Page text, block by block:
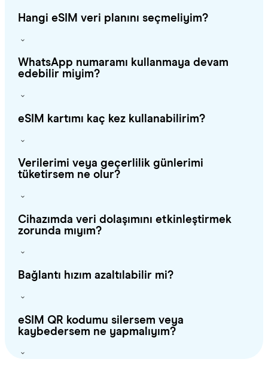
Hangi eSIM veri planını seçmeliyim?
WhatsApp numaramı kullanmaya devam
edebilir miyim?
eSIM kartımı kaç kez kullanabilirim?
Verilerimi veya geçerlilik günlerimi
tüketirsem ne olur?
Cihazımda veri dolaşımını etkinleştirmek
zorunda mıyım?
Bağlantı hızım azaltılabilir mi?
eSIM QR kodumu silersem veya
kaybedersem ne yapmalıyım?